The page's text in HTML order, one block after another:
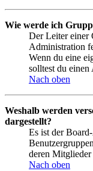
Wie werde ich
Der Leiter einer
Administration
Wenn du eine
solltest du
Nach oben
Weshalb werden
dargestellt?
Es ist der
deren
Nach oben